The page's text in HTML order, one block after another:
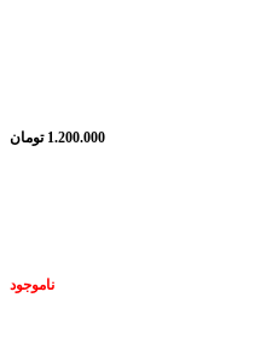
1.200.000 تومان
ناموجود